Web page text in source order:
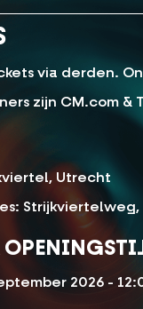
via derden.
zijn CM.com &
Utrecht
2026 -